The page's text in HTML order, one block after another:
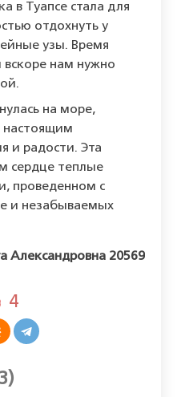
в Туапсе стала для
отдохнуть у
узы. Время
вскоре нам нужно
на море,
настоящим
и радости. Эта
сердце теплые
проведенном с
и незабываемых
Александровна 20569
4